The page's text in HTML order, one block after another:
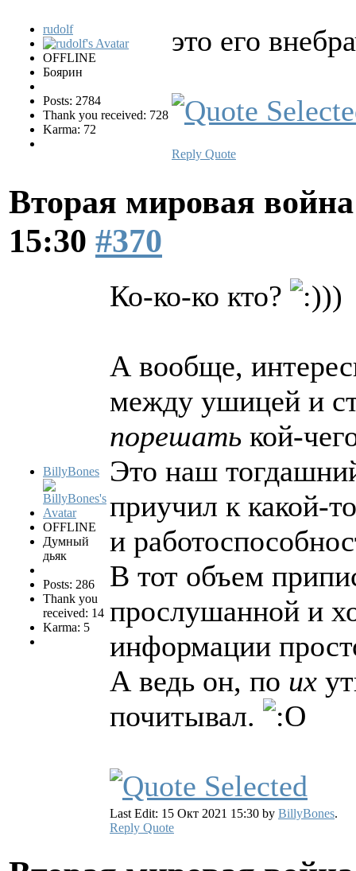
rudolf
OFFLINE
Боярин
Posts: 2784
Thank you received: 728
Karma: 72
это его
Reply Quote
Вторая мировая
15:30 #370
BillyBones
OFFLINE
Думный
дьяк
Posts: 286
Thank you
received: 14
Karma: 5
Ко-ко-ко кто? ))
А вообще,
между ушицей и
порешать кой-
Это наш
приучил к какой-
и
В тот объем
прослушанной и
информации
А ведь он, по их
почитывал.
Last Edit: 15 Окт 2021 15:30 by BillyBones.
Reply Quote